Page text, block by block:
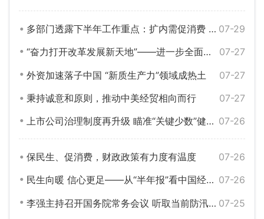
07-29
多部门透露下半年工作重点：扩内需促消费 反内卷优供给 稳住楼市股市
07-27
“奋力打开改革发展新天地”——进一步全面深化改革不断向广度和深度进军
07-27
外资加速落子中国 “新质生产力”领域成热土
07-27
秉持诚意和原则，推动中美经贸相向而行
07-26
上市公司治理制度再升级 瞄准“关键少数”健全激励约束
07-26
保民生、促消费，财政政策有力度有温度
07-26
民生向暖 信心更足——从“半年报”看中国经济高质量发展底气
07-25
李强主持召开国务院常务会议 听取当前防汛抗旱情况和下一步工作安排汇报等